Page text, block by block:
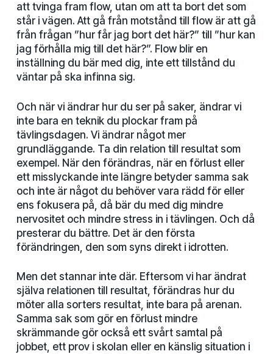
att tvinga fram flow, utan om att ta bort det som
står i vägen. Att gå från motstånd till flow är att gå
från frågan ”hur får jag bort det här?” till ”hur kan
jag förhålla mig till det här?”. Flow blir en
inställning du bär med dig, inte ett tillstånd du
väntar på ska infinna sig.
Och när vi ändrar hur du ser på saker, ändrar vi
inte bara en teknik du plockar fram på
tävlingsdagen. Vi ändrar något mer
grundläggande. Ta din relation till resultat som
exempel. När den förändras, när en förlust eller
ett misslyckande inte längre betyder samma sak
och inte är något du behöver vara rädd för eller
ens fokusera på, då bär du med dig mindre
nervositet och mindre stress in i tävlingen. Och då
presterar du bättre. Det är den första
förändringen, den som syns direkt i idrotten.
Men det stannar inte där. Eftersom vi har ändrat
själva relationen till resultat, förändras hur du
möter alla sorters resultat, inte bara på arenan.
Samma sak som gör en förlust mindre
skrämmande gör också ett svårt samtal på
jobbet, ett prov i skolan eller en känslig situation i